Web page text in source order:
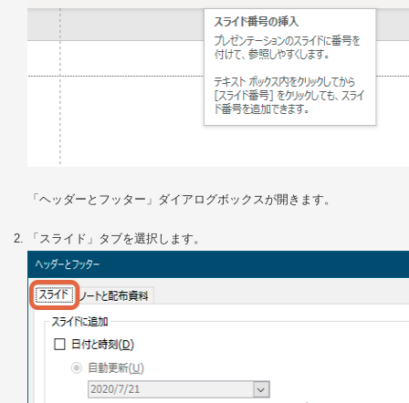
「ヘッダーとフッター」ダイアログボックスが開きます。
「スライド」タブを選択します。